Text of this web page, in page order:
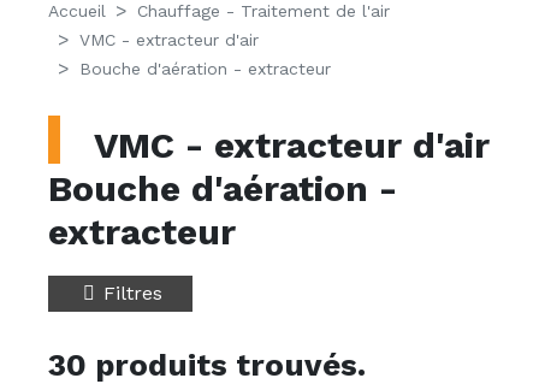
Accueil
Chauffage - Traitement de l'air
VMC - extracteur d'air
Bouche d'aération - extracteur
VMC - extracteur d'air
Bouche d'aération -
extracteur
Filtres
30 produits trouvés.